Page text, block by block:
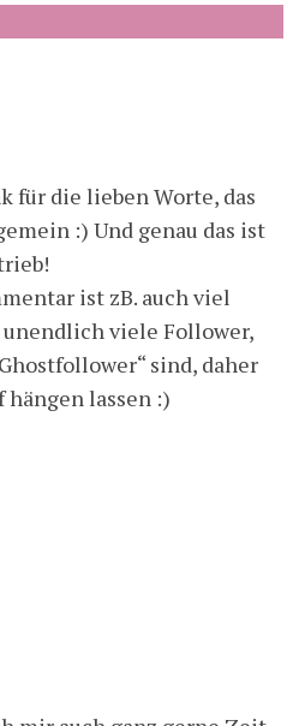
für die lieben Worte, das
:) Und genau das ist
ist zB. auch viel
viele Follower,
sind, daher
lassen :)